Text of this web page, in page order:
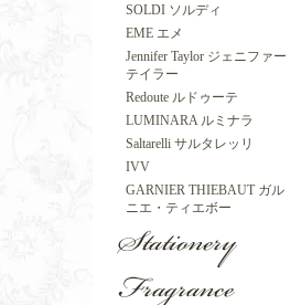
SOLDI ソルディ
EME エメ
Jennifer Taylor ジェニファー
テイラー
Redoute ルドゥーテ
LUMINARA ルミナラ
Saltarelli サルタレッリ
IVV
GARNIER THIEBAUT ガル
ニエ・ティエボー